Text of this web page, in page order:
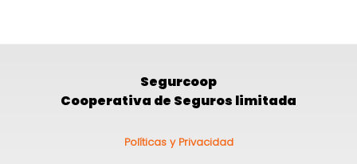
Segurcoop
Cooperativa de Seguros limitada
Políticas y Privacidad